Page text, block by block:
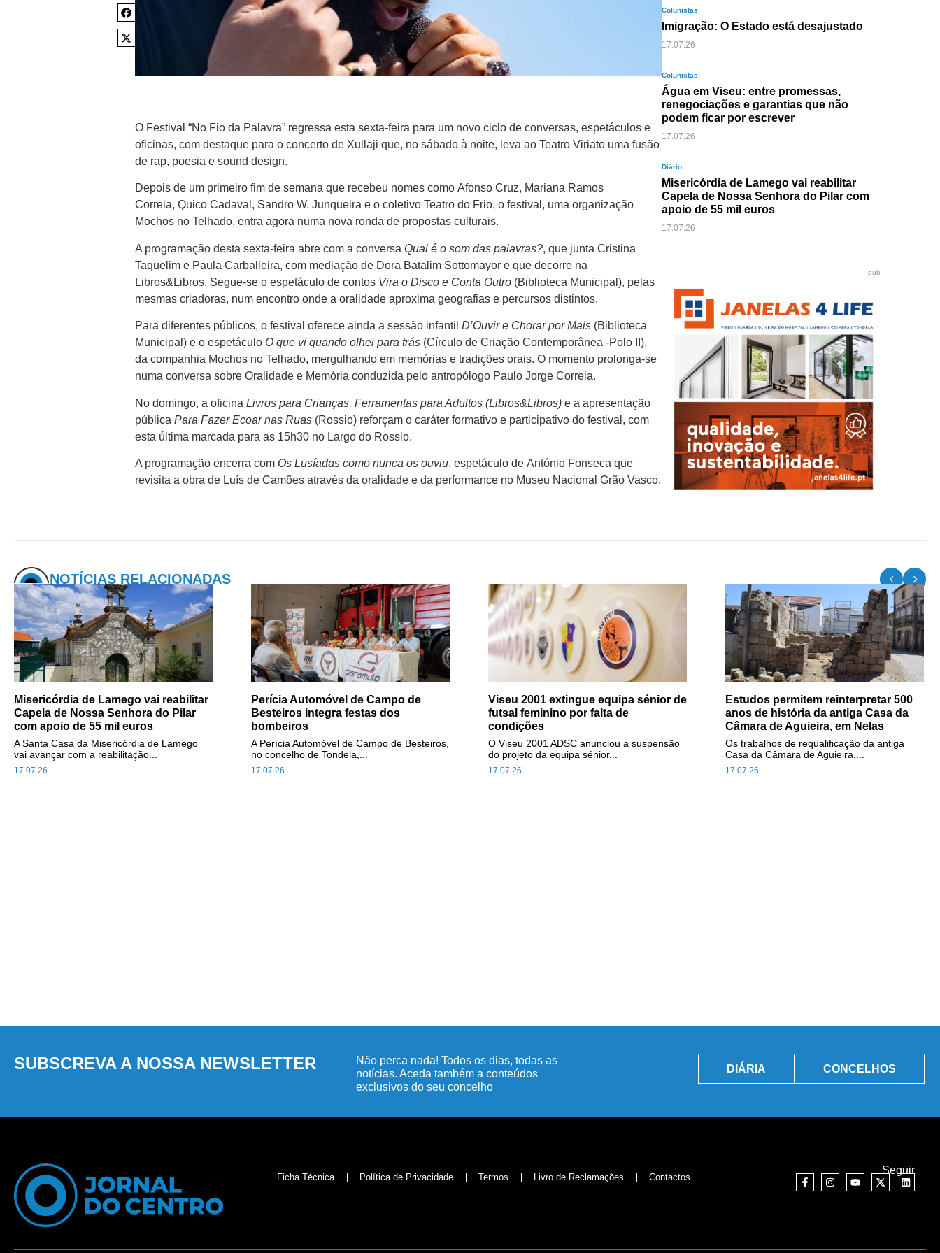
O Festival “No Fio da Palavra” regressa esta sexta-feira para um novo ciclo de conversas, espetáculos e
oficinas, com destaque para o concerto de Xullaji que, no sábado à noite, leva ao Teatro Viriato uma fusão
de rap, poesia e sound design.
Depois de um primeiro fim de semana que recebeu nomes como Afonso Cruz, Mariana Ramos
Correia, Quico Cadaval, Sandro W. Junqueira e o coletivo Teatro do Frio, o festival, uma organização
Mochos no Telhado, entra agora numa nova ronda de propostas culturais.
A programação desta sexta-feira abre com a conversaQual é o som das palavras?, que junta Cristina
Taquelim e Paula Carballeira, com mediação de Dora Batalim Sottomayor e que decorre na
Libros&Libros. Segue-se o espetáculo de contos Vira o Disco e Conta Outro (Biblioteca Municipal), pelas
mesmas criadoras, num encontro onde a oralidade aproxima geografias e percursos distintos.
Para diferentes públicos, o festival oferece ainda a sessão infantilD’Ouvir e Chorar por Mais (Biblioteca
Municipal) e o espetáculo O que vi quando olhei para trás (Círculo de Criação Contemporânea -Polo II),
da companhia Mochos no Telhado, mergulhando em memórias e tradições orais. O momento prolonga-se
numa conversa sobre Oralidade e Memória conduzida pelo antropólogo Paulo Jorge Correia.
No domingo, a oficinaLivros para Crianças, Ferramentas para Adultos (Libros&Libros) e a apresentação
públicaPara Fazer Ecoar nas Ruas (Rossio) reforçam o caráter formativo e participativo do festival, com
esta última marcada para as 15h30 no Largo do Rossio.
A programação encerra com Os Lusíadas como nunca os ouviu, espetáculo de António Fonseca que
revisita a obra de Luís de Camões através da oralidade e da performance no Museu Nacional Grão Vasco.
Colunistas
Imigração: O Estado está desajustado
17.07.26
Colunistas
Água em Viseu: entre promessas,
renegociações e garantias que não
podem ficar por escrever
17.07.26
Diário
Misericórdia de Lamego vai reabilitar
Capela de Nossa Senhora do Pilar com
apoio de 55 mil euros
17.07.26
pub
NOTÍCIAS RELACIONADAS
Misericórdia de Lamego vai reabilitar
Capela de Nossa Senhora do Pilar
com apoio de 55 mil euros
17.07.26
A Santa Casa da Misericórdia de Lamego
vai avançar com a reabilitação...
Perícia Automóvel de Campo de
Besteiros integra festas dos
bombeiros
17.07.26
A Perícia Automóvel de Campo de Besteiros,
no concelho de Tondela,...
Viseu 2001 extingue equipa sénior de
futsal feminino por falta de
condições
17.07.26
O Viseu 2001 ADSC anunciou a suspensão
do projeto da equipa sénior...
Estudos permitem reinterpretar 500
anos de história da antiga Casa da
Câmara de Aguieira, em Nelas
17.07.26
Os trabalhos de requalificação da antiga
Casa da Câmara de Aguieira,...
SUBSCREVA A NOSSA NEWSLETTER
Não perca nada! Todos os dias, todas as
notícias. Aceda também a conteúdos
exclusivos do seu concelho
DIÁRIA CONCELHOS
Ficha Técnica Política de Privacidade Termos Livro de Reclamações Contactos
Seguir